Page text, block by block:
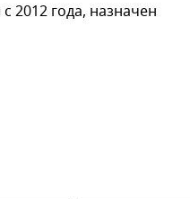
2012 года, назначен